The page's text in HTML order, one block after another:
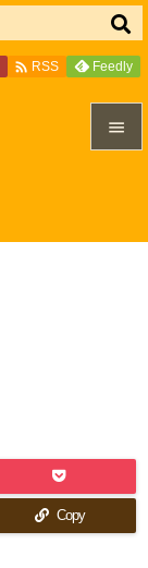

 RSS Feedly
Copy